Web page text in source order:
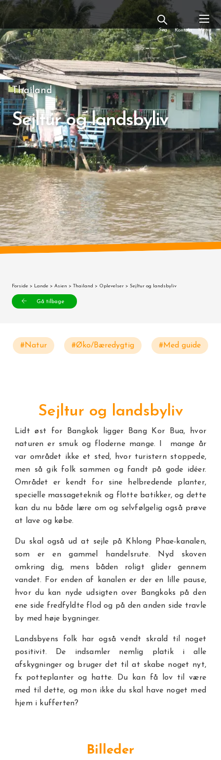
Kontakt
Thailand
Sejltur og landsbyliv
Forside > Lande > Asien > Thailand > Oplevelser > Sejltur og landsbyliv
Gå tilbage
#Natur #Øko/Bæredygtig #Med guide
Sejltur og landsbyliv
Lidt øst for Bangkok ligger Bang Kor Bua, hvor
naturen er smuk og floderne mange. I mange år
var området ikke et sted, hvor turistern stoppede,
men så gik folk sammen og fandt på gode idéer.
Området er kendt for sine helbredende planter,
specielle massageteknik og flotte batikker, og dette
kan du nu både lære om og selvfølgelig også prøve
at lave og købe.
Du skal også ud at sejle på Khlong Phae-kanalen,
som er en gammel handelsrute. Nyd skoven
omkring dig, mens båden roligt glider gennem
vandet. For enden af kanalen er der en lille pause,
hvor du kan nyde udsigten over Bangkoks på den
ene side fredfyldte flod og på den anden side travle
by med høje bygninger.
Landsbyens folk har også vendt skrald til noget
positivit. De indsamler nemlig platik i alle
afskygninger og bruger det til at skabe noget nyt,
fx potteplanter og hatte. Du kan få lov til være
med til dette, og mon ikke du skal have noget med
hjem i kufferten?
Billeder